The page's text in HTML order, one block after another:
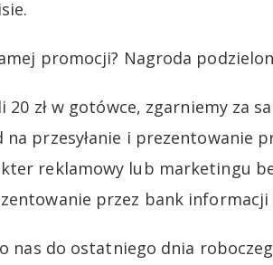
promocji? Nagroda
20 zł w gotówce, zgarniemy za
na przesyłanie i prezentowanie
reklamowy lub marketingu
przez bank informacji
nas do ostatniego dnia